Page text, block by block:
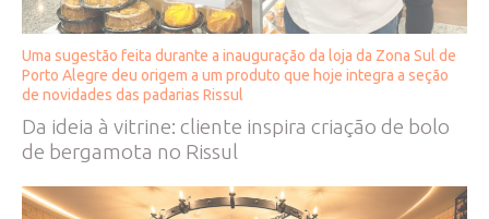
Uma sugestão feita durante a inauguração da loja da Zona Sul de
Porto Alegre deu origem a um produto que hoje integra a seção
de novidades das padarias Rissul
Da ideia à vitrine: cliente inspira criação de bolo
de bergamota no Rissul